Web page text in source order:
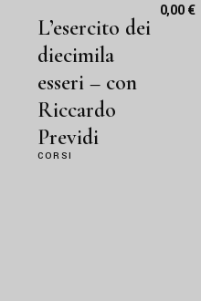
L’esercito dei
diecimila
esseri – con
Riccardo
Previdi
CORSI
0,00€